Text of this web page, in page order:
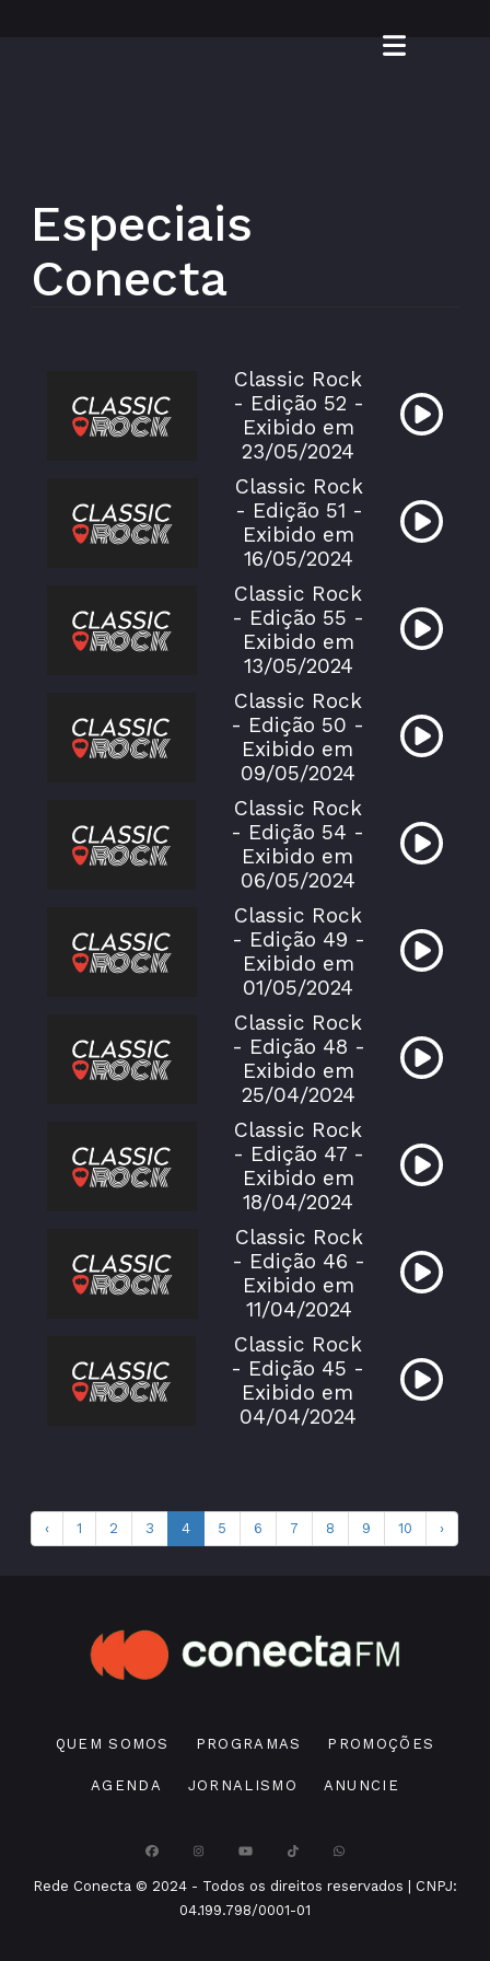
Especiais
Conecta
Classic Rock
- Edição 52 -
Exibido em
23/05/2024
Classic Rock
- Edição 51 -
Exibido em
16/05/2024
Classic Rock
- Edição 55 -
Exibido em
13/05/2024
Classic Rock
- Edição 50 -
Exibido em
09/05/2024
Classic Rock
- Edição 54 -
Exibido em
06/05/2024
Classic Rock
- Edição 49 -
Exibido em
01/05/2024
Classic Rock
- Edição 48 -
Exibido em
25/04/2024
Classic Rock
- Edição 47 -
Exibido em
18/04/2024
Classic Rock
- Edição 46 -
Exibido em
11/04/2024
Classic Rock
- Edição 45 -
Exibido em
04/04/2024
‹ 1 2 3 4 5 6 7 8 9 10 ›
QUEM SOMOS PROGRAMAS PROMOÇÕES
AGENDA JORNALISMO ANUNCIE
Rede Conecta © 2024 - Todos os direitos reservados | CNPJ:
04.199.798/0001-01